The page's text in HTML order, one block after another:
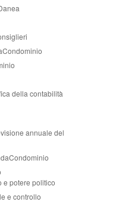
della contabilità
annuale del
e potere politico
e controllo